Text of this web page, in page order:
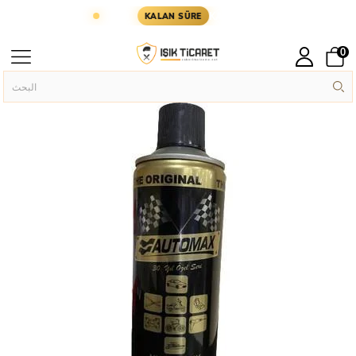
KALAN SÜRE KARGOYA YETİŞMESİ İÇİN
0
الصفحة الرئيسية